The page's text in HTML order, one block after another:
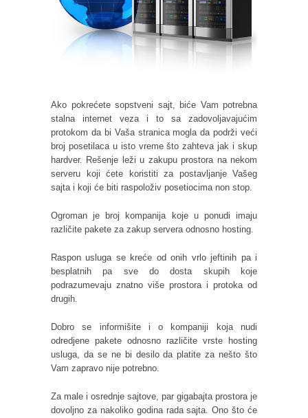
Ako pokrećete sopstveni sajt, biće Vam potrebna
stalna internet veza i to sa zadovoljavajućim
protokom da bi Vaša stranica mogla da podrži veći
broj posetilaca u isto vreme što zahteva jak i skup
hardver. Rešenje leži u zakupu prostora na nekom
serveru koji ćete koristiti za postavljanje Vašeg
sajta i koji će biti raspoloživ posetiocima non stop.
Ogroman je broj kompanija koje u ponudi imaju
različite pakete za zakup servera odnosno hosting.
Raspon usluga se kreće od onih vrlo jeftinih pa i
besplatnih pa sve do dosta skupih koje
podrazumevaju znatno više prostora i protoka od
drugih.
Dobro se informišite i o kompaniji koja nudi
odredjene pakete odnosno različite vrste hosting
usluga, da se ne bi desilo da platite za nešto što
Vam zapravo nije potrebno.
Za male i osrednje sajtove, par gigabajta prostora je
dovoljno za nakoliko godina rada sajta. Ono što će